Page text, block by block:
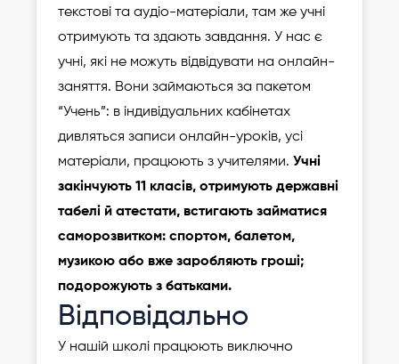
текстові та аудіо-матеріали, там же учні
отримують та здають завдання. У нас є
учні, які не можуть відвідувати на онлайн-
заняття. Вони займаються за пакетом
“Учень”: в індивідуальних кабінетах
дивляться записи онлайн-уроків, усі
матеріали, працюють з учителями. Учні
закінчують 11 класів, отримують державні
табелі й атестати, встигають займатися
саморозвитком: спортом, балетом,
музикою або вже заробляють гроші;
подорожують з батьками.
Відповідально
У нашій школі працюють виключно